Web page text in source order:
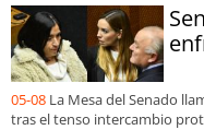
05-08 La Mesa del Senado
tras el tenso intercambio